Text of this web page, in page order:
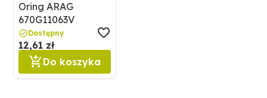
Oring ARAG
670G11063V
Dostępny
12,61 zł
Do koszyka